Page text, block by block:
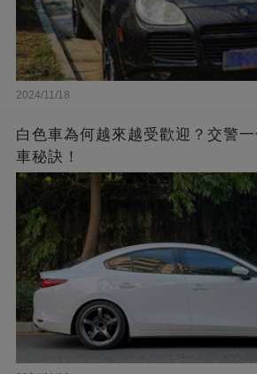
2024/11/18
白色車為何越來越受歡迎？交警
車秘訣！